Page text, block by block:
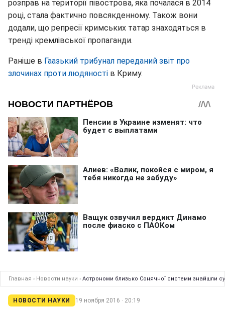
розправ на території півострова, яка почалася в 2014
році, стала фактично повсякденному. Також вони
додали, що репресії кримських татар знаходяться в
тренді кремлівської пропаганди.
Раніше в Гаазький трибунал переданий звіт про
злочинах проти людяності в Криму.
Главная › Новости науки › Астрономи близько Сонячної системи знайшли
НОВОСТИ НАУКИ 19 ноября 2016 · 20:19